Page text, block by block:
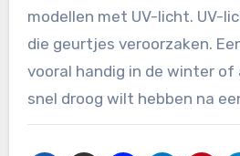
modellen met UV-licht. UV-
die geurtjes veroorzaken.
vooral handig in de winter of
snel droog wilt hebben na